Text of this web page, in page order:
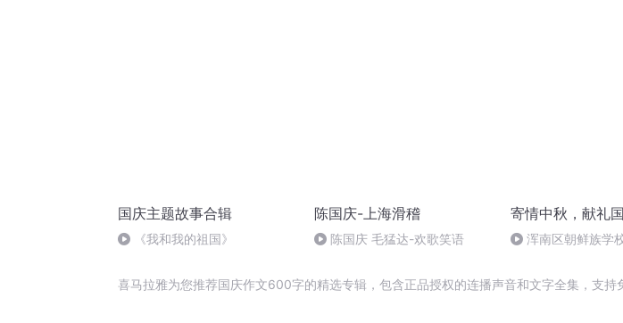
国庆主题故事合辑
《我和我的祖国》
陈国庆-上海滑稽
陈国庆 毛猛达-欢歌笑语
寄情中秋，献礼
浑南区朝鲜族学
喜马拉雅为您推荐国庆作文600字的精选专辑，包含正品授权的连播声音和文字全集，支持